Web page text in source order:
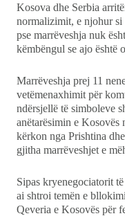
Kosova dhe Serbia
normalizimit, e njohur
pse marrëveshja nuk
këmbëngul se ajo është
Marrëveshja prej 11
vetëmenaxhimit për
ndërsjellë të simboleve
anëtarësimin e Kosovës
kërkon nga Prishtina
gjitha marrëveshjet e
Sipas kryenegociatorit
ai shtroi temën e
Qeveria e Kosovës për